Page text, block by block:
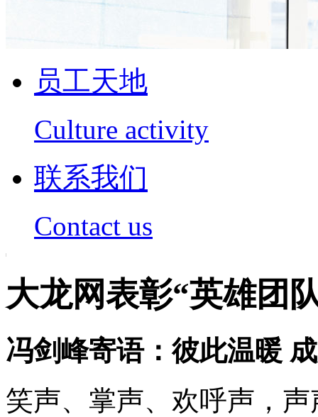
员工天地
Culture activity
联系我们
Contact us
大龙网表彰“英雄团
冯剑峰寄语：彼此温暖
笑声、掌声、欢呼声，